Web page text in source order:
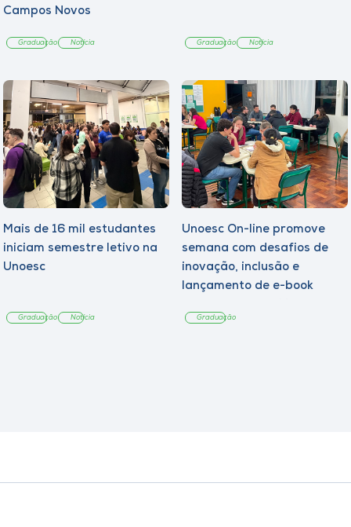
Campos Novos
Graduação Notícia Graduação Notícia
Mais de 16 mil estudantes
iniciam semestre letivo na
Unoesc
Graduação Notícia
Unoesc On-line promove
semana com desafios de
inovação, inclusão e
lançamento de e-book
Graduação